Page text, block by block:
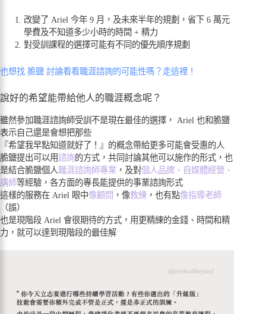
改變了 Ariel 今年 9 月，及未來半年的規劃，省下 6 萬元
學費及不知道多少小時的時間 + 精力
對受訓課程的選擇可能有不同的優先順序規劃
也想找 脆鹽 討論看看職涯諮詢的可能性嗎？走這裡！
說好的希望能帶給他人的職涯概念呢？
雖然參加職涯諮詢師受訓不是現在最佳的選擇， Ariel 也和脆鹽
表示自己還是會想把那些
『希望我早點知道就好了！』的概念帶給更多可能會受惠的人
脆鹽提出可以用諮詢的方式，共同討論其他可以施作的形式，也
是結合脆鹽個人 職涯諮詢師專業 ，及對個人品牌、自媒體經營、
講師等經驗，各方面的專長能提供的事業諮詢形式
這樣的服務在 Ariel 眼中像顧問 ，像教練 ，也有點像指導老師
（誤）
也是現階段 Ariel 會很期待的方式，用更精練的金錢、時間和精
力，就可以達到現階段的最佳解